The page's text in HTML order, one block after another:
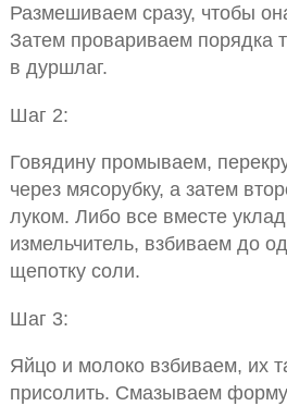
Размешиваем сразу, чтобы
Затем провариваем порядка
в дуршлаг.
Шаг 2:
Говядину промываем,
через мясорубку, а затем
луком. Либо все вместе
измельчитель, взбиваем до
щепотку соли.
Шаг 3:
Яйцо и молоко взбиваем, их
присолить. Смазываем